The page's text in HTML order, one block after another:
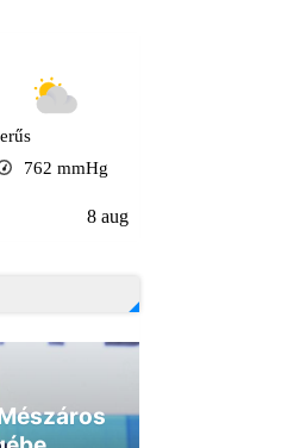
762 mmHg
+31°C